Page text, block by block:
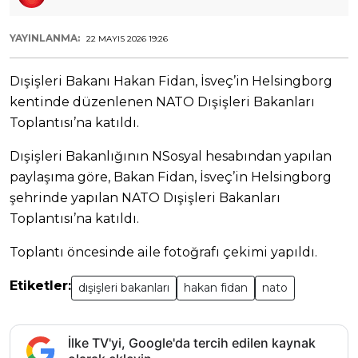
YAYINLANMA: 22 MAYIS 2026 19:26
Dışişleri Bakanı Hakan Fidan, İsveç’in Helsingborg
kentinde düzenlenen NATO Dışişleri Bakanları
Toplantısı’na katıldı.
Dışişleri Bakanlığının NSosyal hesabından yapılan
paylaşıma göre, Bakan Fidan, İsveç’in Helsingborg
şehrinde yapılan NATO Dışişleri Bakanları
Toplantısı’na katıldı.
Toplantı öncesinde aile fotoğrafı çekimi yapıldı.
Etiketler: dışişleri bakanları hakan fidan nato
İlke TV'yi, Google'da tercih edilen kaynak